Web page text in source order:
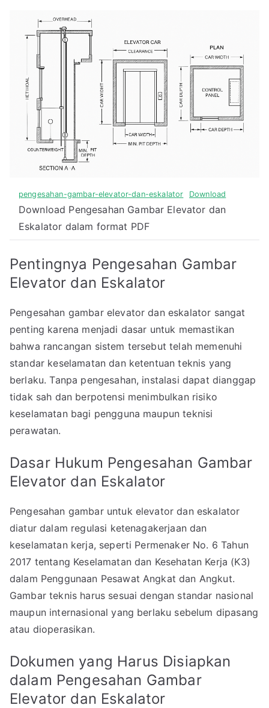
pengesahan-gambar-elevator-dan-eskalator Download
Download Pengesahan Gambar Elevator dan
Eskalator dalam format PDF
Pentingnya Pengesahan Gambar
Elevator dan Eskalator
Pengesahan gambar elevator dan eskalator sangat
penting karena menjadi dasar untuk memastikan
bahwa rancangan sistem tersebut telah memenuhi
standar keselamatan dan ketentuan teknis yang
berlaku. Tanpa pengesahan, instalasi dapat dianggap
tidak sah dan berpotensi menimbulkan risiko
keselamatan bagi pengguna maupun teknisi
perawatan.
Dasar Hukum Pengesahan Gambar
Elevator dan Eskalator
Pengesahan gambar untuk elevator dan eskalator
diatur dalam regulasi ketenagakerjaan dan
keselamatan kerja, seperti Permenaker No. 6 Tahun
2017 tentang Keselamatan dan Kesehatan Kerja (K3)
dalam Penggunaan Pesawat Angkat dan Angkut.
Gambar teknis harus sesuai dengan standar nasional
maupun internasional yang berlaku sebelum dipasang
atau dioperasikan.
Dokumen yang Harus Disiapkan
dalam Pengesahan Gambar
Elevator dan Eskalator